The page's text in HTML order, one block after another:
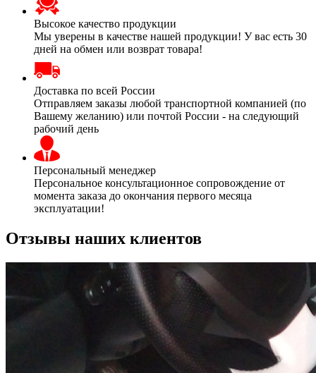
Высокое качество продукции
Мы уверены в качестве нашей продукции! У вас есть 30
дней на обмен или возврат товара!
Доставка по всей России
Отправляем заказы любой транспортной компанией (по
Вашему желанию) или почтой России - на следующий
рабочий день
Персональный менеджер
Персональное консультационное сопровождение от
момента заказа до окончания первого месяца
эксплуатации!
Отзывы наших клиентов